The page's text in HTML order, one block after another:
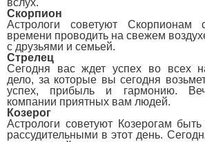
вслух.
Скорпион
Астрологи советуют Скорпионам
времени проводить на свежем
с друзьями и семьей.
Стрелец
Сегодня вас ждет успех во всех
дело, за которые вы сегодня
успех, прибыль и гармонию.
компании приятных вам людей.
Козерог
Астрологи советуют Козерогам
рассудительными в этот день.